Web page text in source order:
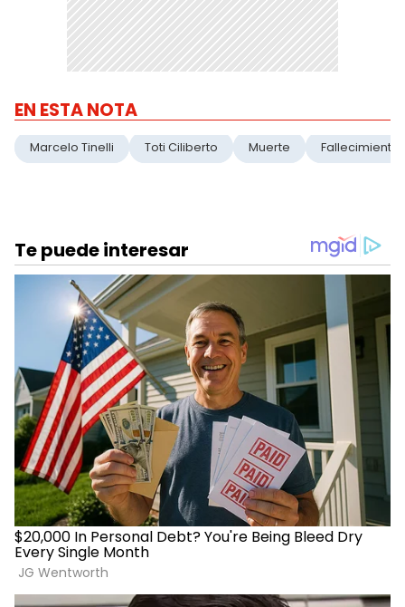
EN ESTA NOTA
Marcelo Tinelli Toti Ciliberto Muerte Fallecimiento